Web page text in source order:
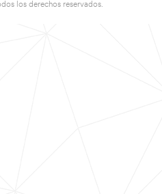
los derechos reservados.